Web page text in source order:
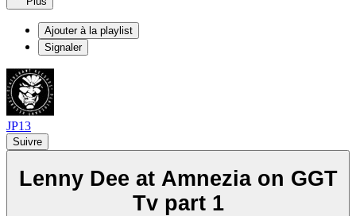
Ajouter à la playlist
Signaler
JP13
Suivre
Lenny Dee at Amnezia on GGT
Tv part 1